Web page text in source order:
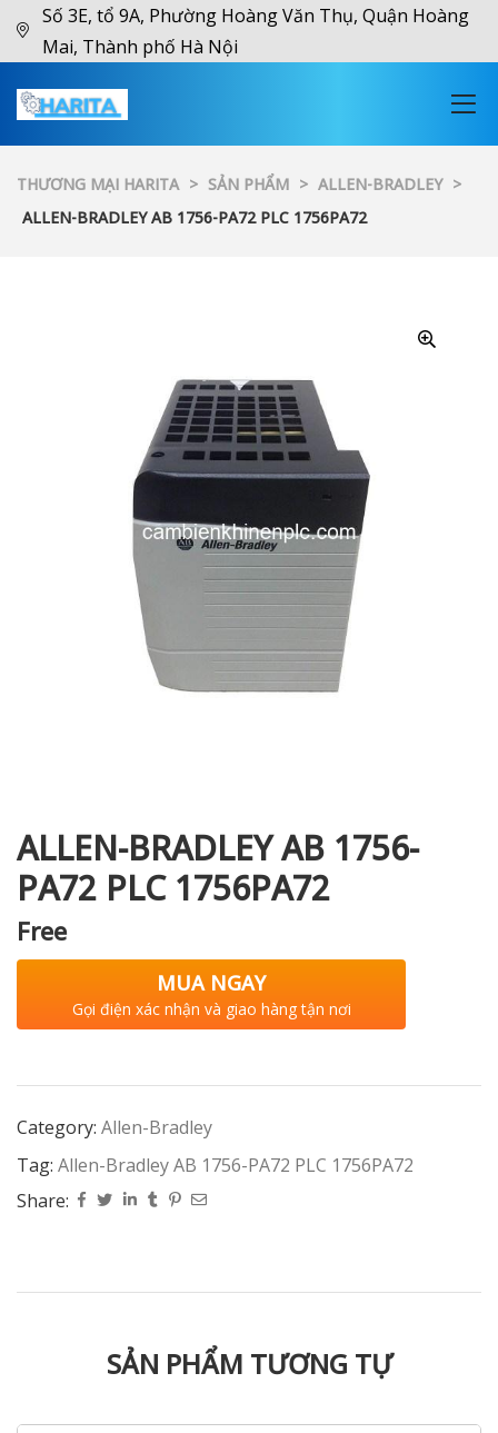
Số 3E, tổ 9A, Phường Hoàng Văn Thụ, Quận Hoàng
Mai, Thành phố Hà Nội
THƯƠNG MẠI HARITA > SẢN PHẨM > ALLEN-BRADLEY >
ALLEN-BRADLEY AB 1756-PA72 PLC 1756PA72
ALLEN-BRADLEY AB 1756-
PA72 PLC 1756PA72
Free
MUA NGAY
Gọi điện xác nhận và giao hàng tận nơi
Category: Allen-Bradley
Tag: Allen-Bradley AB 1756-PA72 PLC 1756PA72
Share:
SẢN PHẨM TƯƠNG TỰ